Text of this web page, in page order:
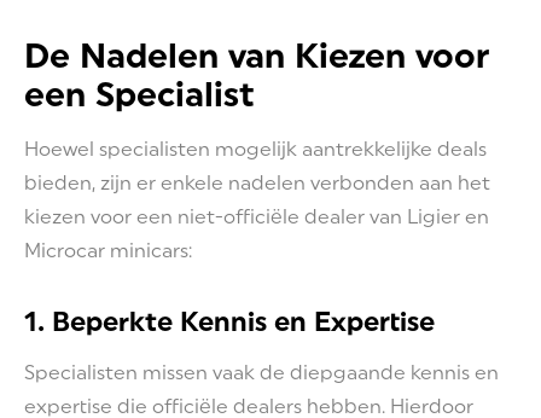
De Nadelen van Kiezen voor
een Specialist
Hoewel specialisten mogelijk aantrekkelijke deals
bieden, zijn er enkele nadelen verbonden aan het
kiezen voor een niet-officiële dealer van Ligier en
Microcar minicars:
1. Beperkte Kennis en Expertise
Specialisten missen vaak de diepgaande kennis en
expertise die officiële dealers hebben. Hierdoor